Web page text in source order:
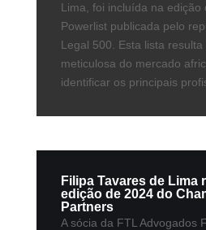
Lima, foi incluída na edição
Powerlist publicada pelo
Legal 500. Esta lista
meticulosa do mercado
identificar os principais
Filipa Tavares de Lima
edição de 2024 do
Partners
A sócia da FTL Advogados